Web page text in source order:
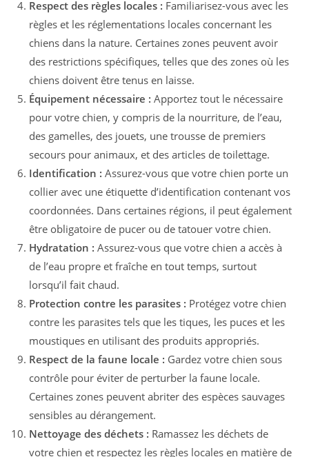
Respect des règles locales : Familiarisez-vous avec les
règles et les réglementations locales concernant les
chiens dans la nature. Certaines zones peuvent avoir
des restrictions spécifiques, telles que des zones où les
chiens doivent être tenus en laisse.
Équipement nécessaire : Apportez tout le nécessaire
pour votre chien, y compris de la nourriture, de l’eau,
des gamelles, des jouets, une trousse de premiers
secours pour animaux, et des articles de toilettage.
Identification : Assurez-vous que votre chien porte un
collier avec une étiquette d’identification contenant vos
coordonnées. Dans certaines régions, il peut également
être obligatoire de pucer ou de tatouer votre chien.
Hydratation : Assurez-vous que votre chien a accès à
de l’eau propre et fraîche en tout temps, surtout
lorsqu’il fait chaud.
Protection contre les parasites : Protégez votre chien
contre les parasites tels que les tiques, les puces et les
moustiques en utilisant des produits appropriés.
Respect de la faune locale : Gardez votre chien sous
contrôle pour éviter de perturber la faune locale.
Certaines zones peuvent abriter des espèces sauvages
sensibles au dérangement.
Nettoyage des déchets : Ramassez les déchets de
votre chien et respectez les règles locales en matière de